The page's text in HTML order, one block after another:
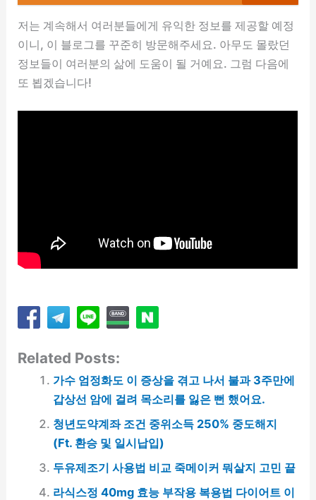
저는 계속해서 여러분들에게 유익한 정보를 제공할 예정
이니, 이 블로그를 꾸준히 방문해주세요. 아무도 몰랐던
정보들이 여러분의 삶에 도움이 될 거예요. 그럼 다음에
또 뵙겠습니다!
Related Posts:
가수 엄정화도 이 증상을 겪고 나서 불과 3주만에
갑상선 암에 걸려 목소리를 잃은 뻔 했어요.
청년도약계좌 조건 중위소득 250% 중도해지
(Ft. 환승 및 일시납입)
두유제조기 사용법 비교 죽메이커 뭐살지 고민 끝
라식스정 40mg 효능 부작용 복용법 다이어트 이